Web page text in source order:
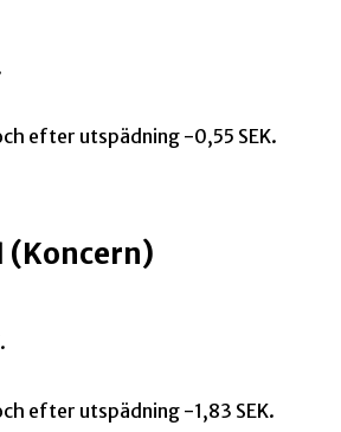
efter utspädning -0,55 SEK.
(Koncern)
efter utspädning -1,83 SEK.